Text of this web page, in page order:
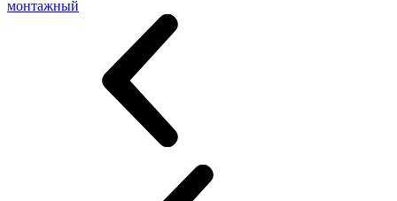
монтажный